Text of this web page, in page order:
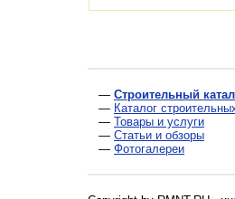
— Строительный
— Каталог
— Товары и услуги
— Статьи и обзоры
— Фотогалереи